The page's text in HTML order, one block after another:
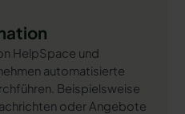
HelpSpace und
automatisierte
Beispielsweise
oder Angebote